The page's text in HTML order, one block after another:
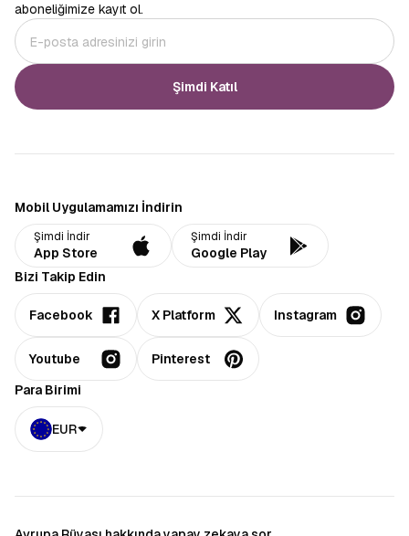
aboneliğimize kayıt ol.
Şimdi Katıl
Mobil Uygulamamızı İndirin
Şimdi İndir
App Store
Şimdi İndir
Google Play
Bizi Takip Edin
Facebook X Platform Instagram
Youtube
Pinterest
Para Birimi
EUR